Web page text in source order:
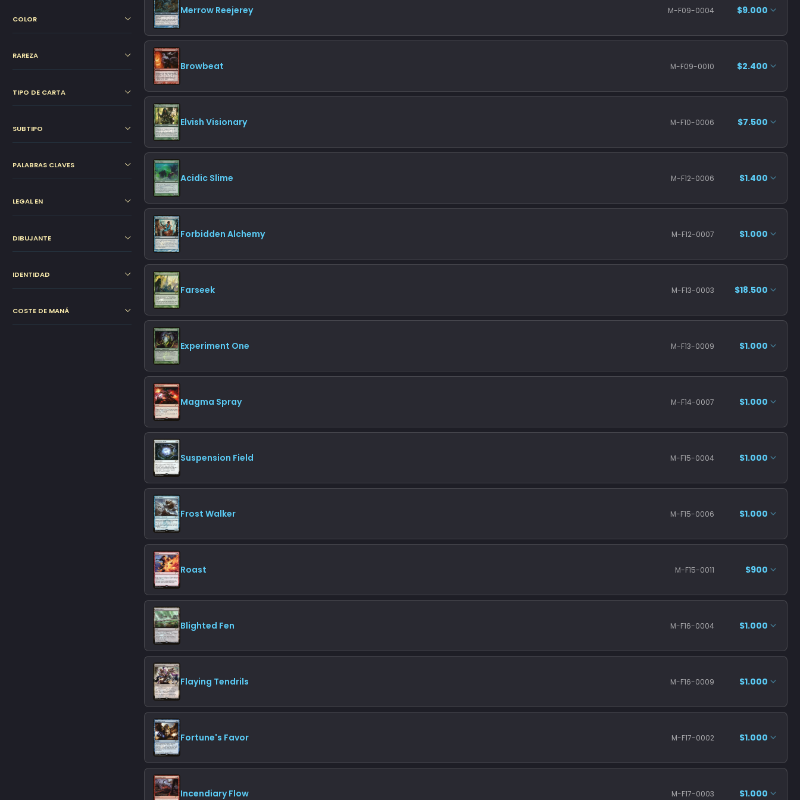
COLOR
RAREZA
TIPO DE CARTA
SUBTIPO
PALABRAS CLAVES
LEGAL EN
DIBUJANTE
IDENTIDAD
COSTE DE MANÁ
Merrow Reejerey M-F09-0004 $9.000
Browbeat M-F09-0010 $2.400
Elvish Visionary M-F10-0006 $7.500
Acidic Slime M-F12-0006 $1.400
Forbidden Alchemy M-F12-0007 $1.000
Farseek M-F13-0003 $18.500
Experiment One M-F13-0009 $1.000
Magma Spray M-F14-0007 $1.000
Suspension Field M-F15-0004 $1.000
Frost Walker M-F15-0006 $1.000
Roast M-F15-0011 $900
Blighted Fen M-F16-0004 $1.000
Flaying Tendrils M-F16-0009 $1.000
Fortune's Favor M-F17-0002 $1.000
Incendiary Flow M-F17-0003 $1.000